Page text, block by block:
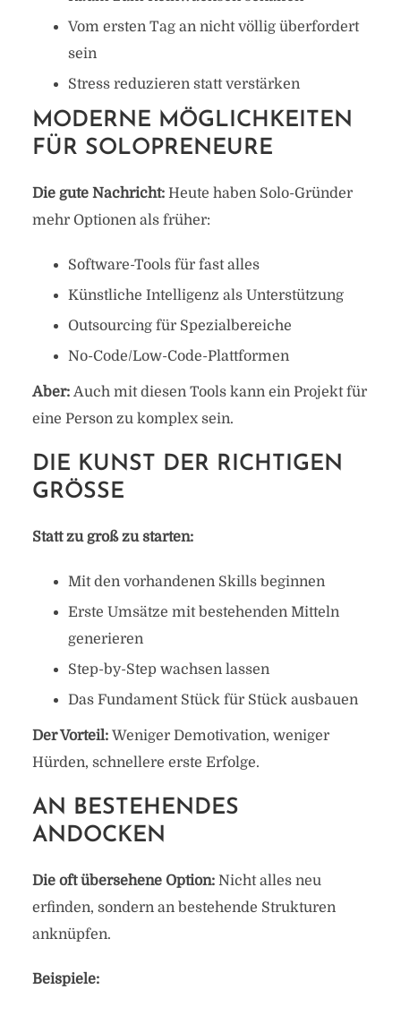
Vom ersten Tag an nicht völlig überfordert
sein
Stress reduzieren statt verstärken
MODERNE MÖGLICHKEITEN
FÜR SOLOPRENEURE
Die gute Nachricht:Heute haben Solo-Gründer
mehr Optionen als früher:
Software-Tools für fast alles
Künstliche Intelligenz als Unterstützung
Outsourcing für Spezialbereiche
No-Code/Low-Code-Plattformen
Aber:Auch mit diesen Tools kann ein Projekt für
eine Person zu komplex sein.
DIE KUNST DER RICHTIGEN
GRÖSSE
Statt zu groß zu starten:
Mit den vorhandenen Skills beginnen
Erste Umsätze mit bestehenden Mitteln
generieren
Step-by-Step wachsen lassen
Das Fundament Stück für Stück ausbauen
Der Vorteil:Weniger Demotivation, weniger
Hürden, schnellere erste Erfolge.
AN BESTEHENDES
ANDOCKEN
Die oft übersehene Option:Nicht alles neu
erfinden, sondern an bestehende Strukturen
anknüpfen.
Beispiele: